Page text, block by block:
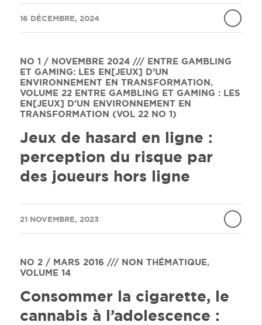
16 DÉCEMBRE, 2024
/
NO 1 / NOVEMBRE 2024 /// ENTRE GAMBLING
ET GAMING: LES EN[JEUX] D’UN
ENVIRONNEMENT EN TRANSFORMATION,
VOLUME 22 ENTRE GAMBLING ET GAMING : LES
EN[JEUX] D'UN ENVIRONNEMENT EN
TRANSFORMATION (VOL 22 NO 1)
Jeux de hasard en ligne :
perception du risque par
des joueurs hors ligne
21 NOVEMBRE, 2023
/
NO 2 / MARS 2016 /// NON THÉMATIQUE,
VOLUME 14
Consommer la cigarette, le
cannabis à l’adolescence :